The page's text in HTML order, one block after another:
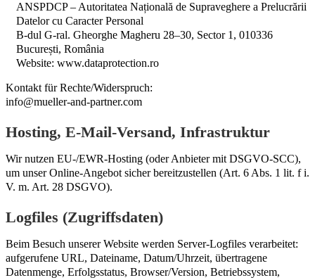
ANSPDCP – Autoritatea Națională de Supraveghere a Prelucrării
Datelor cu Caracter Personal
B-dul G-ral. Gheorghe Magheru 28–30, Sector 1, 010336
București, România
Website: www.dataprotection.ro
Kontakt für Rechte/Widerspruch:
info@mueller-and-partner.com
Hosting, E-Mail-Versand, Infrastruktur
Wir nutzen EU-/EWR-Hosting (oder Anbieter mit DSGVO-SCC),
um unser Online-Angebot sicher bereitzustellen (Art. 6 Abs. 1 lit. f i.
V. m. Art. 28 DSGVO).
Logfiles (Zugriffsdaten)
Beim Besuch unserer Website werden Server-Logfiles verarbeitet:
aufgerufene URL, Dateiname, Datum/Uhrzeit, übertragene
Datenmenge, Erfolgsstatus, Browser/Version, Betriebssystem,